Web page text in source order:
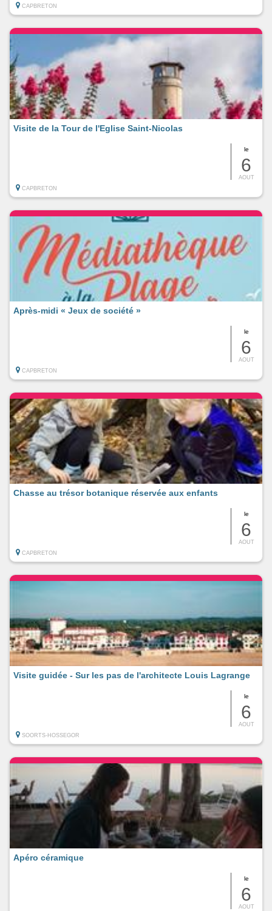
CAPBRETON
le
6
AOUT
Visite de la Tour de l'Eglise Saint-Nicolas
CAPBRETON
le
6
AOUT
Après-midi « Jeux de société »
CAPBRETON
le
6
AOUT
Chasse au trésor botanique réservée aux enfants
CAPBRETON
le
6
AOUT
Visite guidée - Sur les pas de l'architecte Louis Lagrange
SOORTS-HOSSEGOR
le
6
AOUT
Apéro céramique